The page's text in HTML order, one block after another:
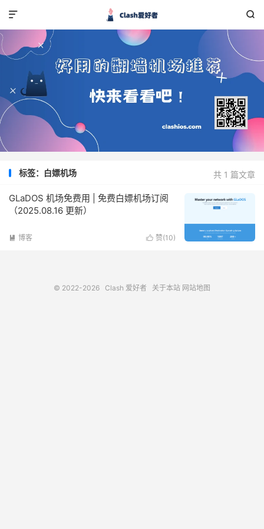


共 1 篇文章
标签：白嫖机场
GLaDOS 机场免费用 | 免费白嫖机场订阅
（2025.08.16 更新）
 赞(10)
 博客
© 2022-2026 Clash 爱好者 关于本站 网站地图